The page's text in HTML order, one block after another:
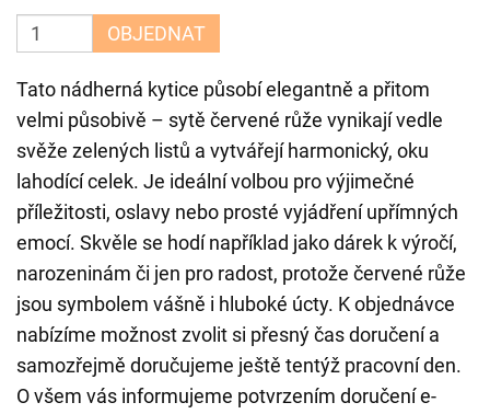
OBJEDNAT
Tato nádherná kytice působí elegantně a přitom
velmi působivě – sytě červené růže vynikají vedle
svěže zelených listů a vytvářejí harmonický, oku
lahodící celek. Je ideální volbou pro výjimečné
příležitosti, oslavy nebo prosté vyjádření upřímných
emocí. Skvěle se hodí například jako dárek k výročí,
narozeninám či jen pro radost, protože červené růže
jsou symbolem vášně i hluboké úcty. K objednávce
nabízíme možnost zvolit si přesný čas doručení a
samozřejmě doručujeme ještě tentýž pracovní den.
O všem vás informujeme potvrzením doručení e-